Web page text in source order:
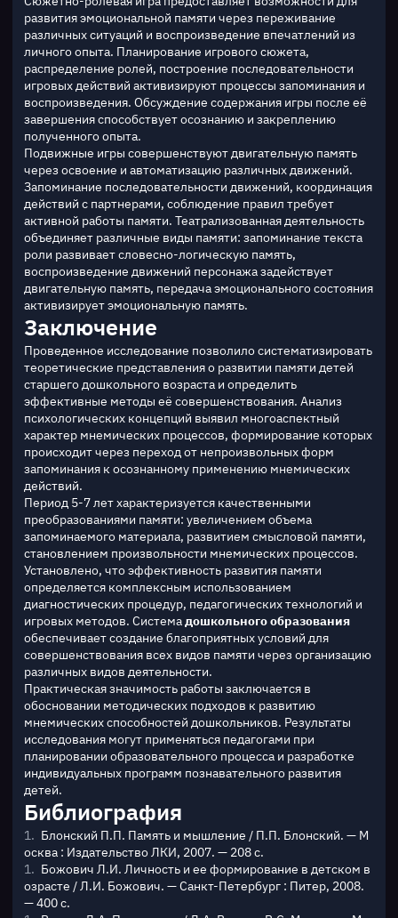
развития эмоциональной памяти через переживание
различных ситуаций и воспроизведение впечатлений из
личного опыта. Планирование игрового сюжета,
распределение ролей, построение последовательности
игровых действий активизируют процессы запоминания и
воспроизведения. Обсуждение содержания игры после её
завершения способствует осознанию и закреплению
полученного опыта.
Подвижные игры совершенствуют двигательную память
через освоение и автоматизацию различных движений.
Запоминание последовательности движений, координация
действий с партнерами, соблюдение правил требует
активной работы памяти. Театрализованная деятельность
объединяет различные виды памяти: запоминание текста
роли развивает словесно-логическую память,
воспроизведение движений персонажа задействует
двигательную память, передача эмоционального состояния
активизирует эмоциональную память.
Заключение
Проведенное исследование позволило систематизировать
теоретические представления о развитии памяти детей
старшего дошкольного возраста и определить
эффективные методы её совершенствования. Анализ
психологических концепций выявил многоаспектный
характер мнемических процессов, формирование которых
происходит через переход от непроизвольных форм
запоминания к осознанному применению мнемических
действий.
Период 5-7 лет характеризуется качественными
преобразованиями памяти: увеличением объема
запоминаемого материала, развитием смысловой памяти,
становлением произвольности мнемических процессов.
Установлено, что эффективность развития памяти
определяется комплексным использованием
диагностических процедур, педагогических технологий и
игровых методов. Система дошкольного образования
обеспечивает создание благоприятных условий для
совершенствования всех видов памяти через организацию
различных видов деятельности.
Практическая значимость работы заключается в
обосновании методических подходов к развитию
мнемических способностей дошкольников. Результаты
исследования могут применяться педагогами при
планировании образовательного процесса и разработке
индивидуальных программ познавательного развития
детей.
Библиография
Блонский П.П. Память и мышление / П.П. Блонский. — М
осква : Издательство ЛКИ, 2007. — 208 с.
Божович Л.И. Личность и ее формирование в детском в
озрасте / Л.И. Божович. — Санкт-Петербург : Питер, 2008.
— 400 с.